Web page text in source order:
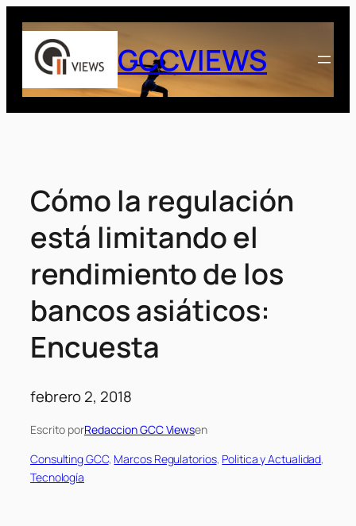
Saltar
contenido
GCCVIEWS
Cómo la regulación
está limitando el
rendimiento de los
bancos asiáticos:
Encuesta
febrero 2, 2018
Escrito porRedaccion GCC Viewsen
Consulting GCC, Marcos Regulatorios, Politica y Actualidad
Tecnología